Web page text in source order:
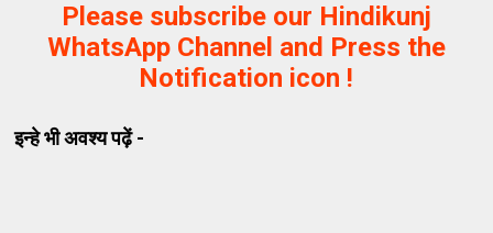
Please subscribe our Hindikunj
WhatsApp Channel and Press the
Notification icon !
इन्हे भी अवश्य पढ़ें -